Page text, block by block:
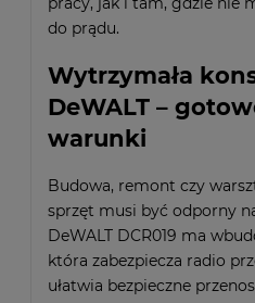
do prądu.
Wytrzymała
DeWALT –
warunki
Budowa, remont czy
sprzęt musi być odporny
DeWALT DCR019 ma
która zabezpiecza radio
ułatwia bezpieczne